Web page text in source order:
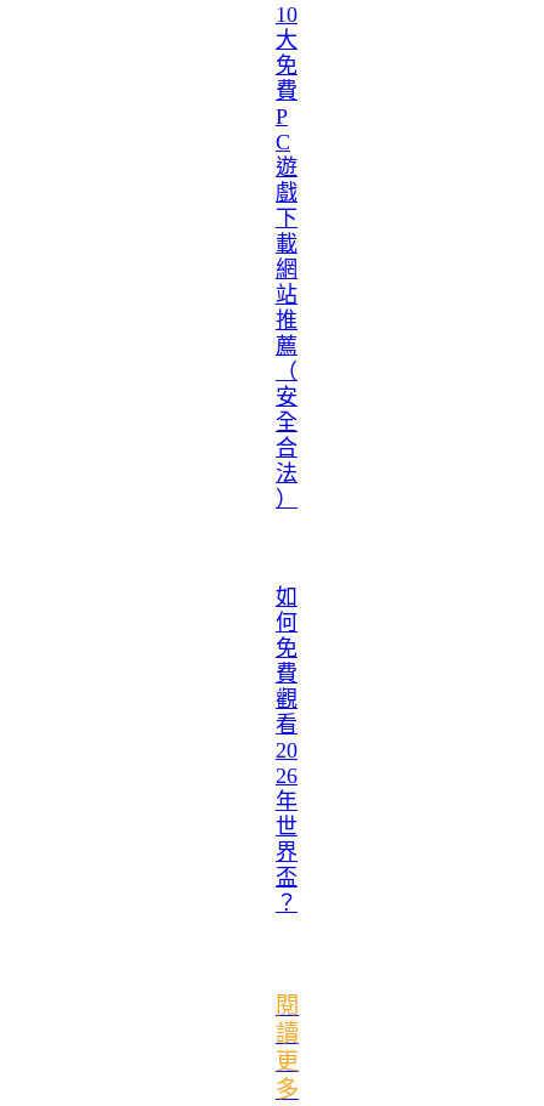
10
大
免
費
P
C
遊
戲
下
載
網
站
推
薦
（
安
全
合
法
）
如
何
免
費
觀
看
20
26
年
世
界
盃
？
閱
讀
更
多